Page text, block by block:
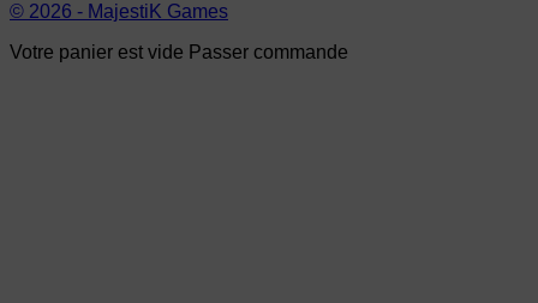
© 2026 - MajestiK Games
Votre panier est vide Passer commande